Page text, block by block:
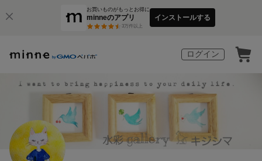
お買いものがもっとお得に
minneのアプリ
3万件以上
インストールする
ログイン